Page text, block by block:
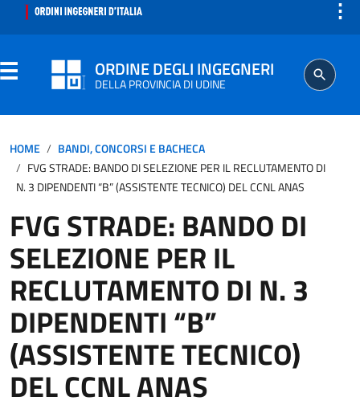
⋮
ORDINE DEGLI INGEGNERI
DELLA PROVINCIA DI UDINE
HOME
BANDI, CONCORSI E BACHECA
FVG STRADE: BANDO DI SELEZIONE PER IL RECLUTAMENTO DI
N. 3 DIPENDENTI “B” (ASSISTENTE TECNICO) DEL CCNL ANAS
FVG STRADE: BANDO DI
SELEZIONE PER IL
RECLUTAMENTO DI N. 3
DIPENDENTI “B”
(ASSISTENTE TECNICO)
DEL CCNL ANAS